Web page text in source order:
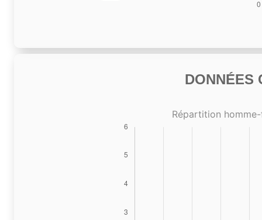
DONNÉES
Répartition